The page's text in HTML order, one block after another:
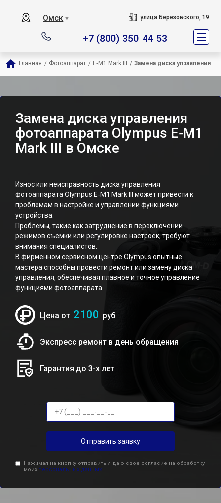
Омск ▼ улица Березовского, 19
+7 (800) 350-44-53
Главная / Фотоаппарат / E‑M1 Mark III / Замена диска управления
Замена диска управления
фотоаппарата Olympus E‑M1
Mark III в Омске
Износ или неисправность диска управления
фотоаппарата Olympus E‑M1 Mark III может привести к
проблемам в настройке и управлении функциями
устройства.
Проблемы, такие как затруднение в переключении
режимов съемки или регулировке настроек, требуют
внимания специалистов.
В фирменном сервисном центре Olympus опытные
мастера способны провести ремонт или замену диска
управления, обеспечивая плавное и точное управление
функциями фотоаппарата.
Цена от 2100 руб
Экспресс ремонт в день обращения
Гарантия до 3-х лет
Отправить заявку
Нажимая на кнопку отправить я даю свое согласие на обработку
моих персональных данных.